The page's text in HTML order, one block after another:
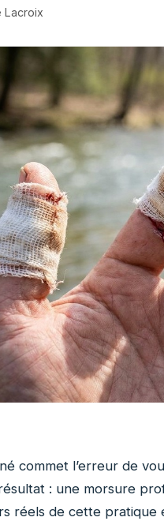
Lacroix
commet l’erreur de
: une morsure
réels de cette pratique